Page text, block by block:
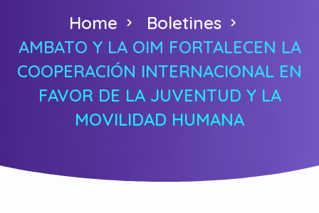
Home
Boletines
AMBATO Y LA OIM FORTALECEN LA
COOPERACIÓN INTERNACIONAL EN
FAVOR DE LA JUVENTUD Y LA
MOVILIDAD HUMANA